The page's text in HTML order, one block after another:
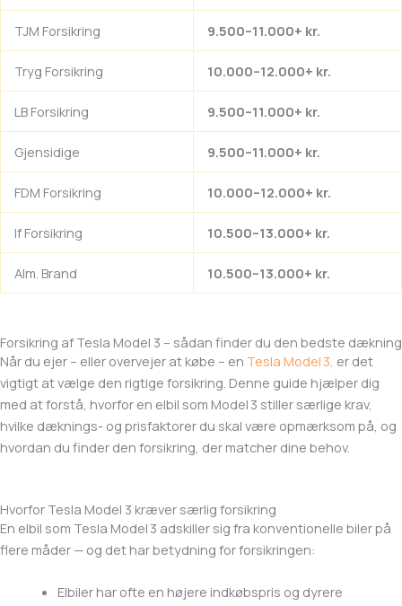
TJM Forsikring 9.500–11.000+ kr.
Tryg Forsikring 10.000–12.000+ kr.
LB Forsikring 9.500–11.000+ kr.
Gjensidige 9.500–11.000+ kr.
FDM Forsikring 10.000–12.000+ kr.
If Forsikring 10.500–13.000+ kr.
Alm. Brand 10.500–13.000+ kr.
Forsikring af Tesla Model 3 – sådan finder du den bedste dækning
Når du ejer – eller overvejer at købe – en Tesla Model 3, er det
vigtigt at vælge den rigtige forsikring. Denne guide hjælper dig
med at forstå, hvorfor en elbil som Model 3 stiller særlige krav,
hvilke dæknings- og prisfaktorer du skal være opmærksom på, og
hvordan du finder den forsikring, der matcher dine behov.
Hvorfor Tesla Model 3 kræver særlig forsikring
En elbil som Tesla Model 3 adskiller sig fra konventionelle biler på
flere måder — og det har betydning for forsikringen:
Elbiler har ofte en højere indkøbspris og dyrere